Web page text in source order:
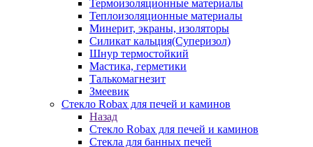
Термоизоляционные материалы
Теплоизоляционные материалы
Минерит, экраны, изоляторы
Силикат кальция(Суперизол)
Шнур термостойкий
Мастика, герметики
Талькомагнезит
Змеевик
Стекло Robax для печей и каминов
Назад
Стекло Robax для печей и каминов
Стекла для банных печей